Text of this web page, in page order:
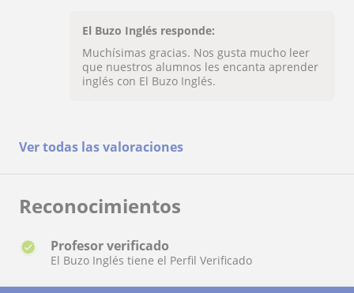
concentración toda la clase. Para mi hijo es un
El Buzo Inglés responde:
Muchísimas gracias. Nos gusta mucho leer
que nuestros alumnos les encanta aprender
inglés con El Buzo Inglés.
Ver todas las valoraciones
Reconocimientos
Profesor verificado
El Buzo Inglés tiene el Perfil Verificado